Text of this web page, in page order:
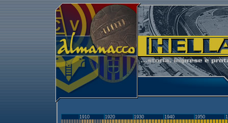
1910 1920 1930 1940 1950